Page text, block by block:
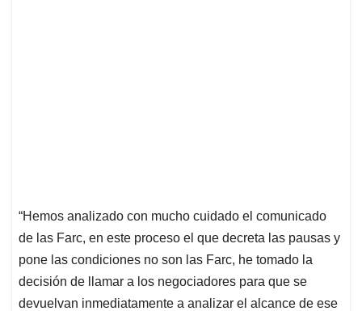
“Hemos analizado con mucho cuidado el comunicado
de las Farc, en este proceso el que decreta las pausas y
pone las condiciones no son las Farc, he tomado la
decisión de llamar a los negociadores para que se
devuelvan inmediatamente a analizar el alcance de ese